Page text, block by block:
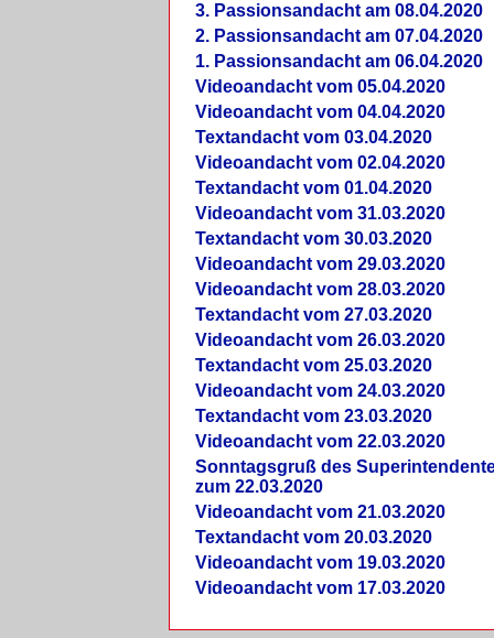
3. Passionsandacht am 08.04.2020
2. Passionsandacht am 07.04.2020
1. Passionsandacht am 06.04.2020
Videoandacht vom 05.04.2020
Videoandacht vom 04.04.2020
Textandacht vom 03.04.2020
Videoandacht vom 02.04.2020
Textandacht vom 01.04.2020
Videoandacht vom 31.03.2020
Textandacht vom 30.03.2020
Videoandacht vom 29.03.2020
Videoandacht vom 28.03.2020
Textandacht vom 27.03.2020
Videoandacht vom 26.03.2020
Textandacht vom 25.03.2020
Videoandacht vom 24.03.2020
Textandacht vom 23.03.2020
Videoandacht vom 22.03.2020
Sonntagsgruß des
zum 22.03.2020
Videoandacht vom 21.03.2020
Textandacht vom 20.03.2020
Videoandacht vom 19.03.2020
Videoandacht vom 17.03.2020